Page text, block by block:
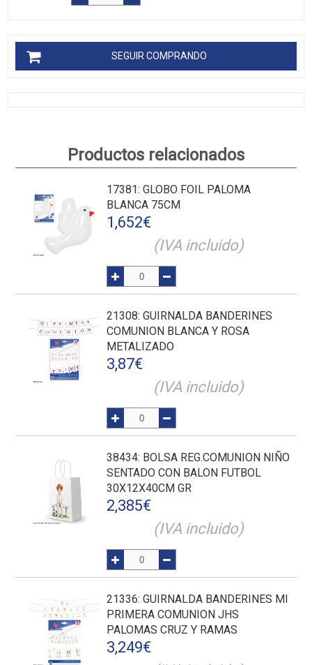
SEGUIR COMPRANDO
Productos relacionados
17381: GLOBO FOIL PALOMA
BLANCA 75CM
1,652€
(IVA incluido)
21308: GUIRNALDA BANDERINES
COMUNION BLANCA Y ROSA
METALIZADO
3,87€
(IVA incluido)
38434: BOLSA REG.COMUNION NIÑO
SENTADO CON BALON FUTBOL
30X12X40CM GR
2,385€
(IVA incluido)
21336: GUIRNALDA BANDERINES MI
PRIMERA COMUNION JHS
PALOMAS CRUZ Y RAMAS
3,249€